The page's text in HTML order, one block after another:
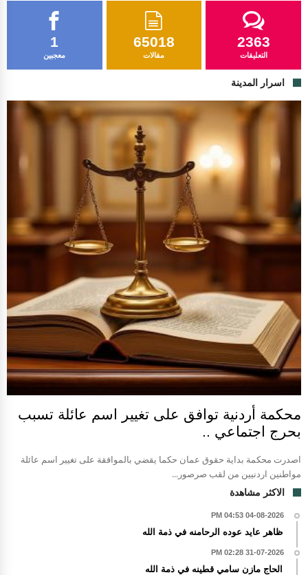
1
معجبين
65018
مقالات
2363
التعليقات
اسرار المدينة
محكمة أردنية توافق على تغيير اسم عائلة تسبب
بحرج اجتماعي ..
اصدرت محكمة بداية حقوق عمان حكما يقضي بالموافقة على تغيير اسم عائلة
مواطنين اردنيين من لقب صرصور...
الاكثر مشاهدة
04-08-2026 04:53 PM
ظاهر عايد عوده الرحامنه في ذمة الله
31-07-2026 02:28 PM
الحاج مازن سامي قطينه في ذمة الله